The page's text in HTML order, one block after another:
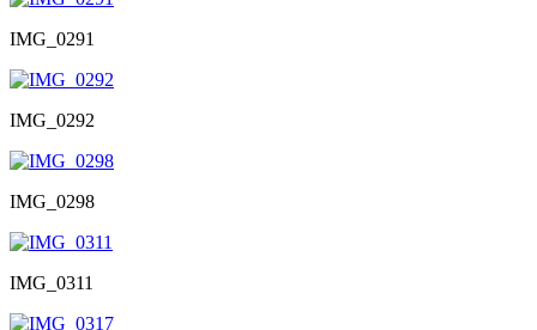
IMG_0291
IMG_0292
IMG_0298
IMG_0311